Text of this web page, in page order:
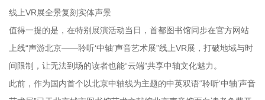
线上VR展全景复刻实体声景
值得一提的是，在特别展演活动当日，首都图书馆同步在官方网站
上线“声游北京——聆听‘中轴’声音艺术展”线上VR展，打破地域与时
间限制，让无法到场的读者也能“云端”共享中轴文化魅力。
此前，作为国内首个以北京中轴线为主题的中英双语“聆听‘中轴’声音